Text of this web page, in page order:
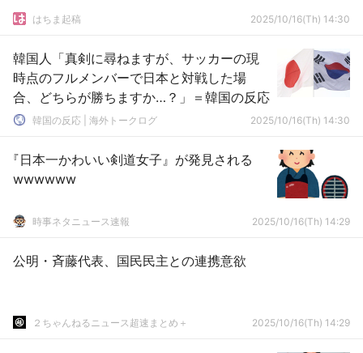
はちま起稿 2025/10/16(Th) 14:30
韓国人「真剣に尋ねますが、サッカーの現
時点のフルメンバーで日本と対戦した場
合、どちらが勝ちますか…？」＝韓国の反応
韓国の反応 | 海外トークログ 2025/10/16(Th) 14:30
『日本一かわいい剣道女子』が発見される
wwwwww
時事ネタニュース速報 2025/10/16(Th) 14:29
公明・斉藤代表、国民民主との連携意欲
２ちゃんねるニュース超速まとめ＋ 2025/10/16(Th) 14:29